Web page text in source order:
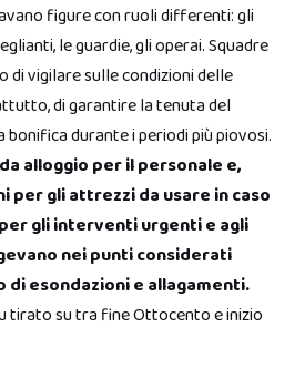
figure con ruoli differenti: gli
le guardie, gli operai. Squadre
di vigilare sulle condizioni delle
di garantire la tenuta del
durante i periodi più piovosi.
alloggio per il personale e,
per gli attrezzi da usare in caso
gli interventi urgenti e agli
nei punti considerati
esondazioni e allagamenti.
tirato su tra fine Ottocento e inizio